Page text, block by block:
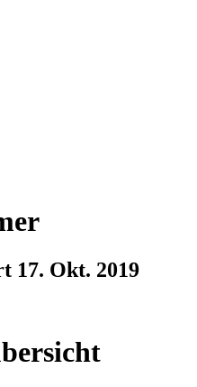
17. Okt. 2019